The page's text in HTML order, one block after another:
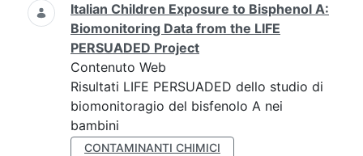
Italian Children Exposure to Bisphenol A:
Biomonitoring Data from the LIFE
PERSUADED Project
Contenuto Web
Risultati LIFE PERSUADED dello studio di
biomonitoragio del bisfenolo A nei
bambini
CONTAMINANTI CHIMICI